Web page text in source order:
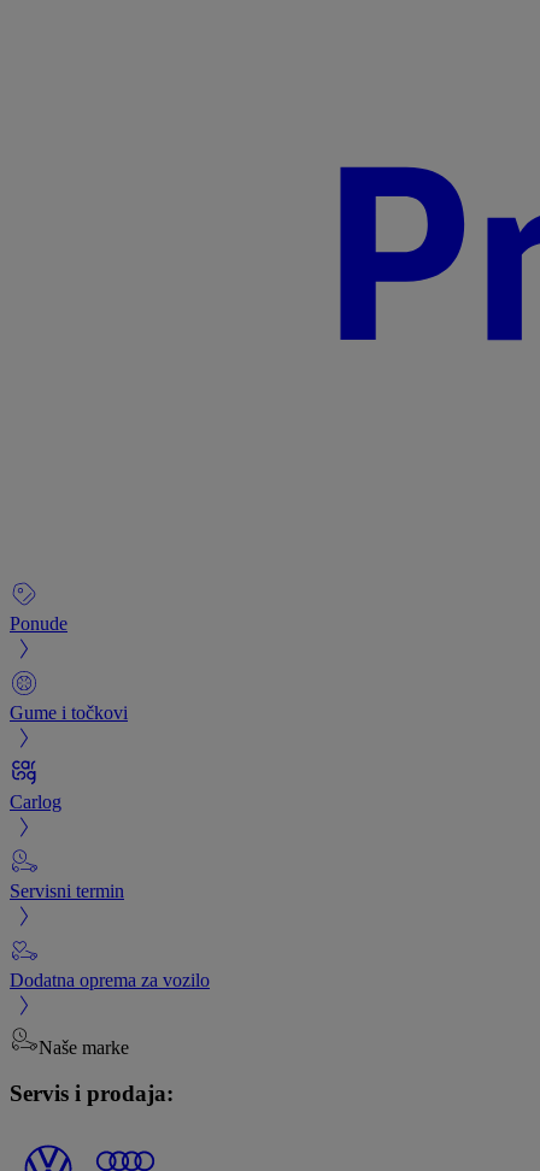
Ponude
Gume i točkovi
Carlog
Servisni termin
Dodatna oprema za vozilo
Naše marke
Servis i prodaja: